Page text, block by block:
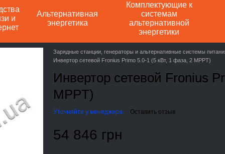
и
Альтернативная
энергетика
Комплектующие к
системам
альтернативной
энергетики
Зарядные станции, генераторы и альтернативные системы
Инвертор сетевой Fronius Primo 5.0-1 (5 кВт, 1 фаза, 2 MPPT)
Инвертор сетевой Fronius
MPPT)
Уточняйте у менеджера Оставить отзыв
54 846 грн